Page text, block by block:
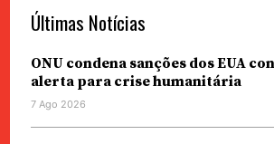
Últimas Notícias
ONU condena sanções dos EUA
alerta para crise humanitária
7 Ago 2026